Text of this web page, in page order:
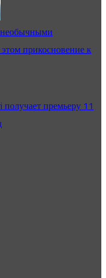
прикосновение к
премьеру 11